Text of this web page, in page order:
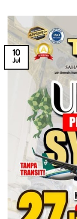
10
Jul